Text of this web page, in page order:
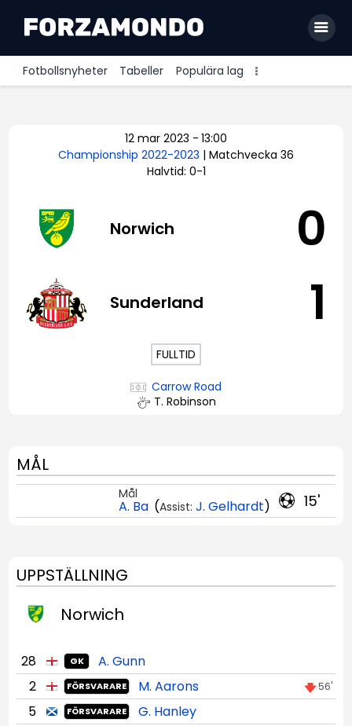
Fotbollsnyheter Tabeller Populära lag
Premier League
Serie A
12 mar 2023 - 13:00
Championship 2022-2023 | Matchvecka 36
Halvtid: 0-1
Norwich 0
Sunderland 1
FULLTID
Carrow Road
T. Robinson
MÅL
15'
Mål
A. Ba (Assist: J. Gelhardt)
UPPSTÄLLNING
Norwich
28 GK
A. Gunn
2
FÖRSVARARE M. Aarons 56'
5 FÖRSVARARE
G. Hanley